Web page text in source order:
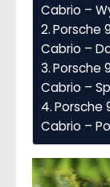
Cabrio –
Porsche
Cabrio –
Porsche
Cabrio –
Porsche
Cabrio –